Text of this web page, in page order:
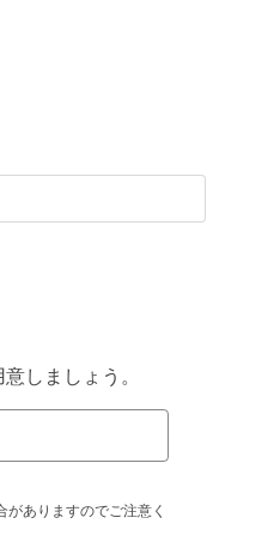
しましょう。
ありますのでご注意く